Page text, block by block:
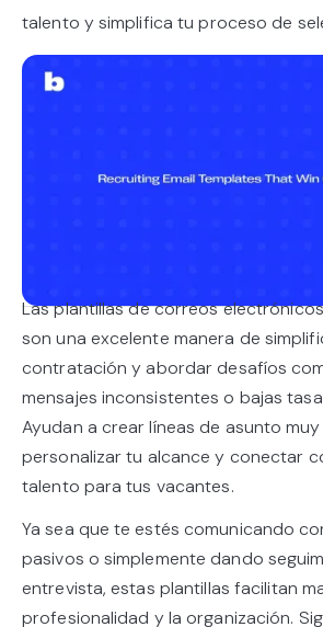
talento y simplifica tu proceso de
Las plantillas de correos
son una excelente manera de
contratación y abordar desafíos
mensajes inconsistentes o bajas
Ayudan a crear líneas de asunto
personalizar tu alcance y conectar
talento para tus vacantes.
Ya sea que te estés comunicando
pasivos o simplemente dando
entrevista, estas plantillas facilitan
profesionalidad y la organización.